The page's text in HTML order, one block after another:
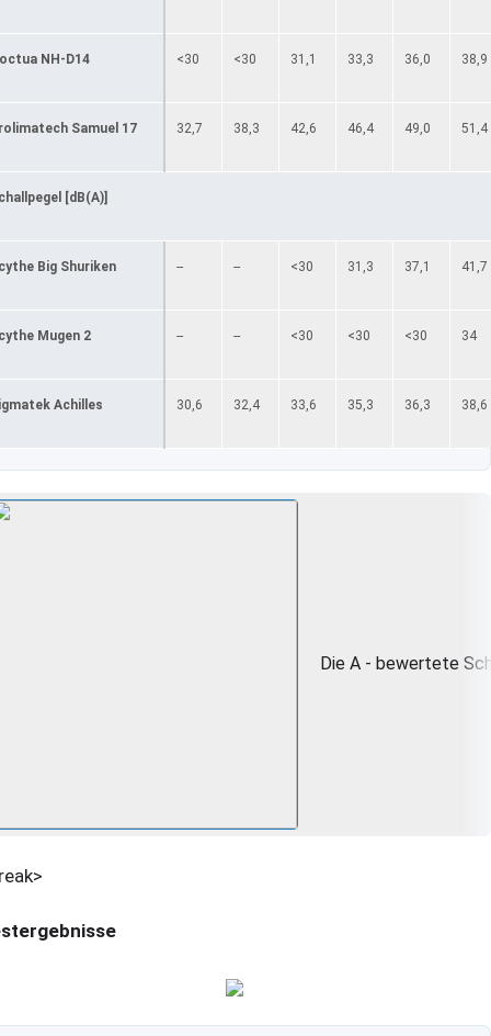
NH-D14 <30 <30 31,1 33,3 36,0 38,9
Samuel 17 32,7 38,3 42,6 46,4 49,0 51,4
[dB(A)]
Big Shuriken -- -- <30 31,3 37,1 41,7
Mugen 2 -- -- <30 <30 <30 34
Achilles 30,6 32,4 33,6 35,3 36,3 38,6
Die A - bewertete